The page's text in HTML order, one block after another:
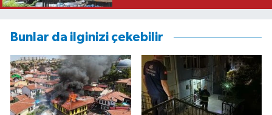
Bunlar da ilginizi çekebilir